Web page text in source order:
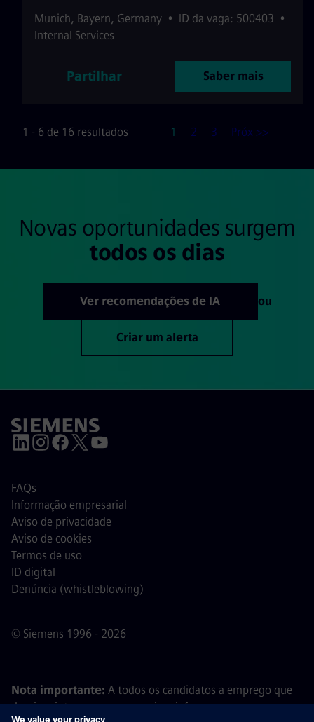
Munich, Bayern, Germany • ID da vaga: 500403 •
Internal Services
Partilhar Saber mais
1 - 6 de 16 resultados Página
1 2 3 Próx >>
Novas oportunidades surgem
todos os dias
Ver recomendações de IA ou
Criar um alerta
© Siemens 1996 - 2026
FAQs
Informação empresarial
Aviso de privacidade
Aviso de cookies
Termos de uso
ID digital
Denúncia (whistleblowing)
Nota importante: A todos os candidatos a emprego que
desejem integrar a nossa equipa, informamos que a